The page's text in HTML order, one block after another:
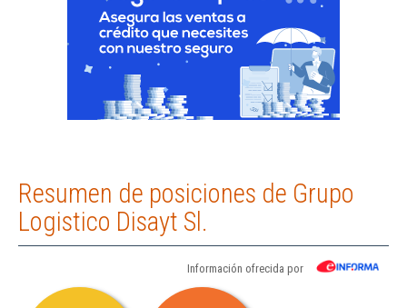
Resumen de posiciones de Grupo
Logistico Disayt Sl.
Información ofrecida por